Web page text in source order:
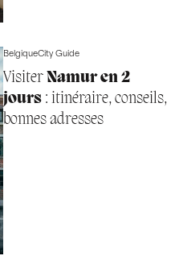
BelgiqueCity Guide
Visiter Namur en 2
jours: itinéraire, conseils,
bonnes adresses